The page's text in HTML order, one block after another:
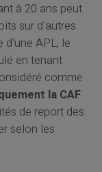
à 20 ans peut
sur d'autres
d'une APL, le
en tenant
comme
la CAF
de report des
selon les